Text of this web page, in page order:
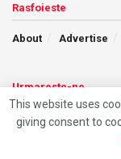
Rasfoieste
About Advertise
Urmareste-ne
This website uses
giving consent to